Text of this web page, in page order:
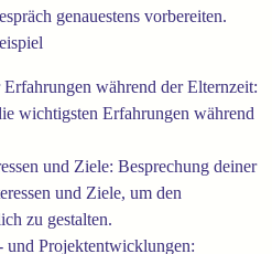
genauestens vorbereiten.
während der Elternzeit:
wichtigsten Erfahrungen während
und Ziele: Besprechung deiner
und Ziele, um den
zu gestalten.
und Projektentwicklungen: